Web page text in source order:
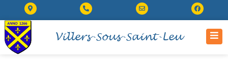
Villers-Sous-Saint-Leu